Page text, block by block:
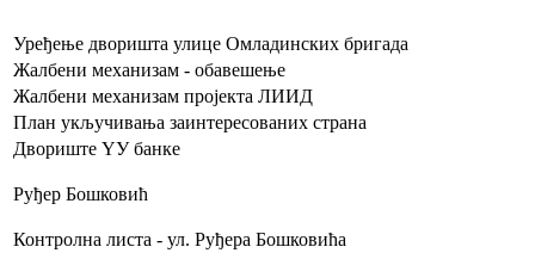
Уређење дворишта улице Омладинских бригада
Жалбени механизам - обавешење
Жалбени механизам пројекта ЛИИД
План укључивања заинтересованих страна
Двориште YУ банке
Руђер Бошковић
Контролна листа - ул. Руђера Бошковића